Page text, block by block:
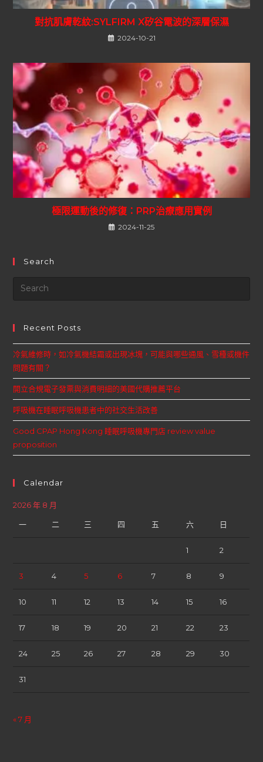
對抗肌膚乾紋:SYLFIRM X矽谷電波的深層保濕
2024-10-21
極限運動後的修復：PRP治療應用實例
2024-11-25
Search
Recent Posts
冷氣維修時，如冷氣機結霜或出現冰塊，可能與哪些通風、雪種或機件
問題有關？
開立合規電子發票與消費明細的美國代購推薦平台
呼吸機在睡眠呼吸機患者中的社交生活改善
Good CPAP Hong Kong 睡眠呼吸機專門店 review value
proposition
Calendar
2026 年 8 月
一 二 三 四 五 六 日
1 2
3 4 5 6 7 8 9
10 11 12 13 14 15 16
17 18 19 20 21 22 23
24 25 26 27 28 29 30
31
« 7 月